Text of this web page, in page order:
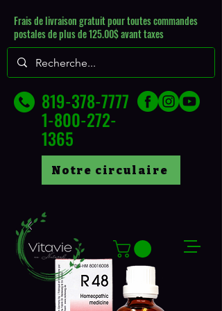
Frais de livraison gratuit pour toutes commandes
postales de plus de 125.00$ avant taxes
819-378-7777
1-800-272-
1365
Notre circulaire